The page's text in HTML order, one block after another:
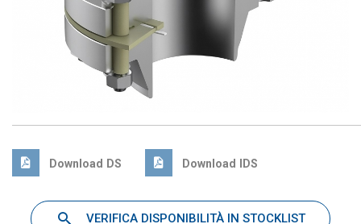
Download DS Download IDS
VERIFICA DISPONIBILITÀ IN STOCKLIST